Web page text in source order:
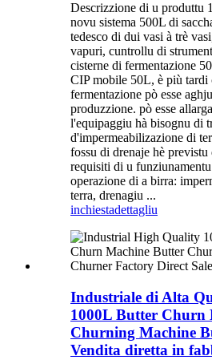
Descrizzione di u produttu
novu sistema 500L di
tedesco di dui vasi à trè
vapuri, cuntrollu di
cisterne di fermentazione
CIP mobile 50L, è più tardi
fermentazione pò esse
produzzione. pò esse
l'equipaggiu hà bisognu di
d'impermeabilizazione di
fossu di drenaje hè
requisiti di u
operazione di a birra:
terra, drenagiu ...
inchiestadettagliu
Industriale di Alta
1000L Butter Churn
Churning Machine
Vendita diretta in